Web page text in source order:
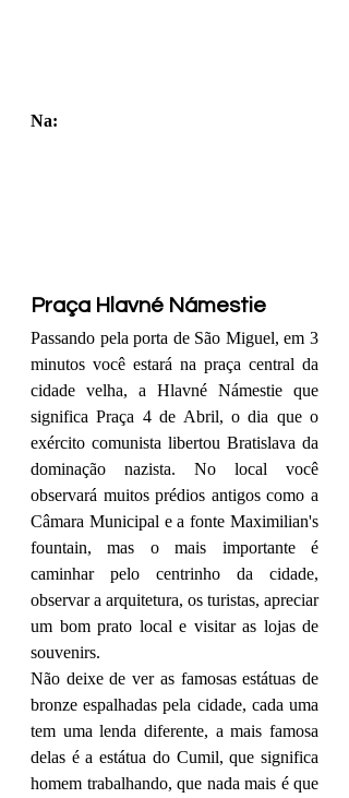
Na:
Praça Hlavné Námestie
Passando pela porta de São Miguel, em 3
minutos você estará na praça central da
cidade velha, a Hlavné Námestie que
significa Praça 4 de Abril, o dia que o
exército comunista libertou Bratislava da
dominação nazista. No local você
observará muitos prédios antigos como a
Câmara Municipal e a fonte Maximilian's
fountain, mas o mais importante é
caminhar pelo centrinho da cidade,
observar a arquitetura, os turistas, apreciar
um bom prato local e visitar as lojas de
souvenirs.
Não deixe de ver as famosas estátuas de
bronze espalhadas pela cidade, cada uma
tem uma lenda diferente, a mais famosa
delas é a estátua do Cumil, que significa
homem trabalhando, que nada mais é que